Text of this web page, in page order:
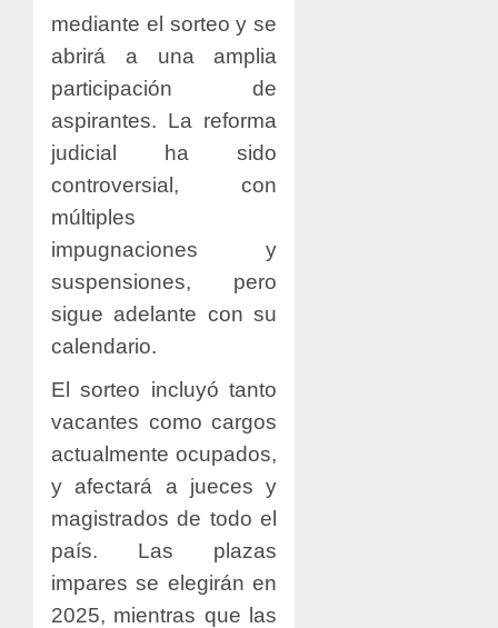
mediante el sorteo y se
abrirá a una amplia
participación de
aspirantes. La reforma
judicial ha sido
controversial, con
múltiples
impugnaciones y
suspensiones, pero
sigue adelante con su
calendario.
El sorteo incluyó tanto
vacantes como cargos
actualmente ocupados,
y afectará a jueces y
magistrados de todo el
país. Las plazas
impares se elegirán en
2025, mientras que las